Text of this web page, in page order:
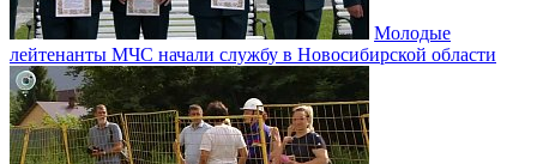
Молодые
лейтенанты МЧС начали службу в Новосибирской области